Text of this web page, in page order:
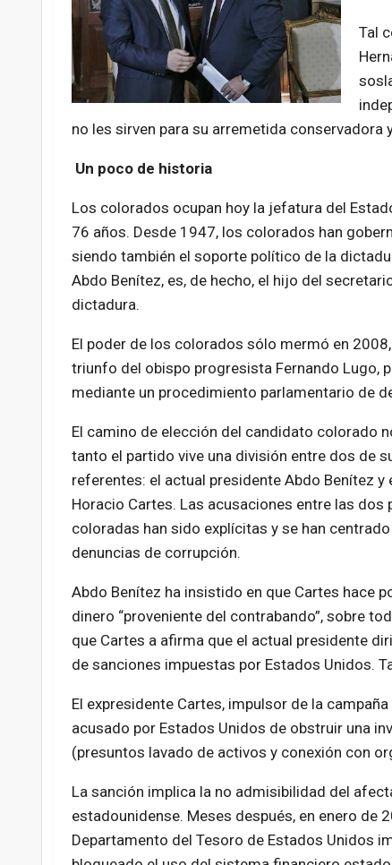
Tal
no les sirven para su arremetida conservadora
Un poco de historia
Los colorados ocupan hoy la jefatura del
76 años. Desde 1947, los colorados han
siendo también el soporte político de la
Abdo Benítez, es, de hecho, el hijo del
dictadura.
El poder de los colorados sólo mermó en
triunfo del obispo progresista Fernando Lugo,
mediante un procedimiento parlamentario de
El camino de elección del candidato colorado
tanto el partido vive una división entre dos de
referentes: el actual presidente Abdo Benítez y
Horacio Cartes. Las acusaciones entre las dos
coloradas han sido explícitas y se han
denuncias de corrupción.
Abdo Benítez ha insistido en que Cartes hace
dinero “proveniente del contrabando”, sobre
que Cartes a afirma que el actual presidente
de sanciones impuestas por Estados Unidos.
El expresidente Cartes, impulsor de la
acusado por Estados Unidos de obstruir una
(presuntos lavado de activos y conexión con
La sanción implica la no admisibilidad del
estadounidense. Meses después, en enero de
Departamento del Tesoro de Estados Unidos